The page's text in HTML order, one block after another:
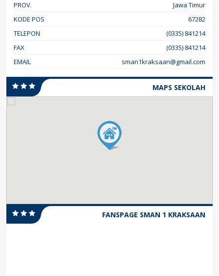
PROV.
Jawa Timur
KODE POS
67282
TELEPON
(0335) 841214
FAX
(0335) 841214
EMAIL
sman1kraksaan@gmail.com
MAPS SEKOLAH
FANSPAGE SMAN 1 KRAKSAAN